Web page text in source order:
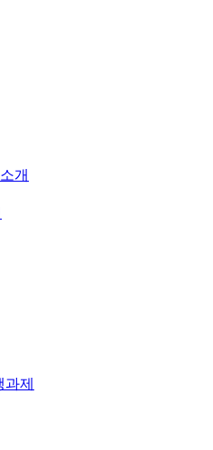
개
제